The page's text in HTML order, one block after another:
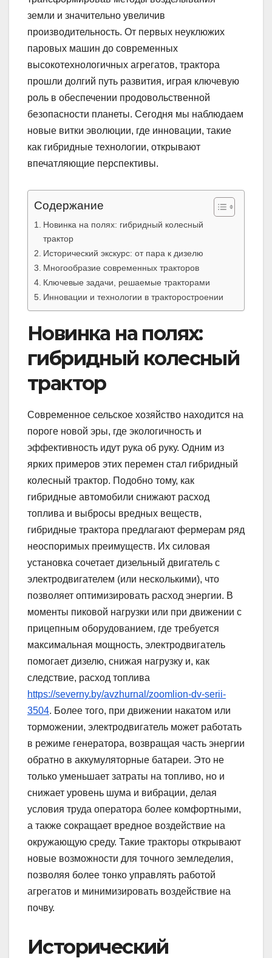
земли и значительно увеличив
производительность. От первых неуклюжих
паровых машин до современных
высокотехнологичных агрегатов, трактора
прошли долгий путь развития, играя ключевую
роль в обеспечении продовольственной
безопасности планеты. Сегодня мы наблюдаем
новые витки эволюции, где инновации, такие
как гибридные технологии, открывают
впечатляющие перспективы.
Содержание
Новинка на полях: гибридный колесный
трактор
Исторический экскурс: от пара к дизелю
Многообразие современных тракторов
Ключевые задачи, решаемые тракторами
Инновации и технологии в тракторостроении
Новинка на полях:
гибридный колесный
трактор
Современное сельское хозяйство находится на
пороге новой эры, где экологичность и
эффективность идут рука об руку. Одним из
ярких примеров этих перемен стал гибридный
колесный трактор. Подобно тому, как
гибридные автомобили снижают расход
топлива и выбросы вредных веществ,
гибридные трактора предлагают фермерам ряд
неоспоримых преимуществ. Их силовая
установка сочетает дизельный двигатель с
электродвигателем (или несколькими), что
позволяет оптимизировать расход энергии. В
моменты пиковой нагрузки или при движении с
прицепным оборудованием, где требуется
максимальная мощность, электродвигатель
помогает дизелю, снижая нагрузку и, как
следствие, расход топлива
https://severny.by/avzhurnal/zoomlion-dv-serii-
3504. Более того, при движении накатом или
торможении, электродвигатель может работать
в режиме генератора, возвращая часть энергии
обратно в аккумуляторные батареи. Это не
только уменьшает затраты на топливо, но и
снижает уровень шума и вибрации, делая
условия труда оператора более комфортными,
а также сокращает вредное воздействие на
окружающую среду. Такие тракторы открывают
новые возможности для точного земледелия,
позволяя более тонко управлять работой
агрегатов и минимизировать воздействие на
почву.
Исторический